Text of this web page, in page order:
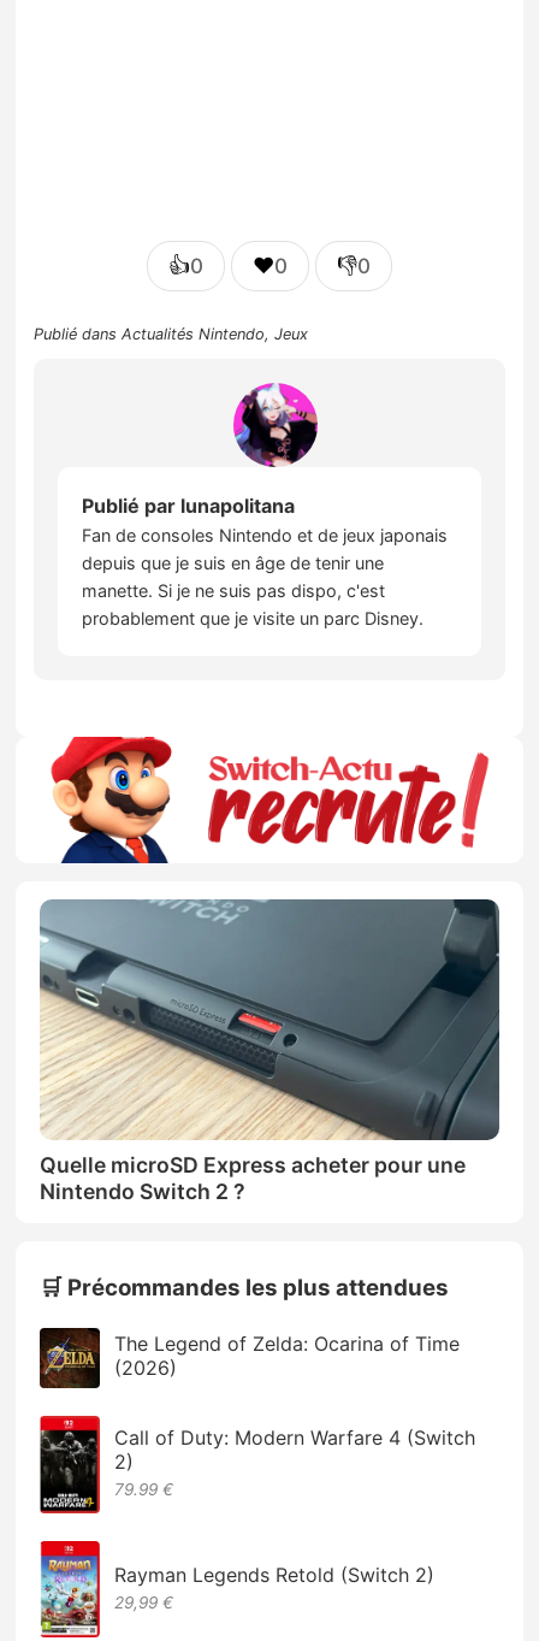
👍0 ❤️0 👎0
Publié dansActualités Nintendo,Jeux
Publié par lunapolitana
Fan de consoles Nintendo et de jeux japonais
depuis que je suis en âge de tenir une
manette. Si je ne suis pas dispo, c'est
probablement que je visite un parc Disney.
Quelle microSD Express acheter pour une
Nintendo Switch 2 ?
🛒 Précommandes les plus attendues
The Legend of Zelda: Ocarina of Time
(2026)
Call of Duty: Modern Warfare 4 (Switch
2)
79.99 €
Rayman Legends Retold (Switch 2)
29,99 €